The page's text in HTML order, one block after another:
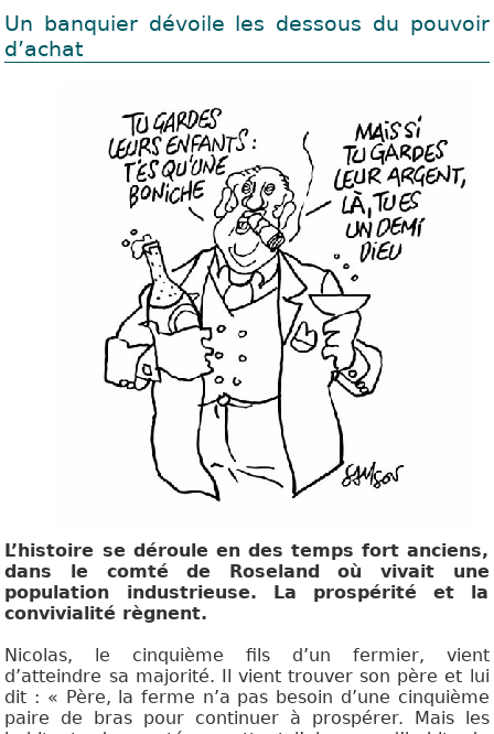
Un banquier dévoile les dessous du pouvoir
d’achat
L’histoire se déroule en des temps fort anciens,
dans le comté de Roseland où vivait une
population industrieuse. La prospérité et la
convivialité règnent.
Nicolas, le cinquième fils d’un fermier, vient
d’atteindre sa majorité. Il vient trouver son père et lui
dit : « Père, la ferme n’a pas besoin d’une cinquième
paire de bras pour continuer à prospérer. Mais les